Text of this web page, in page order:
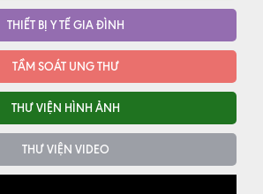
THIẾT BỊ Y TẾ GIA ĐÌNH
TẦM SOÁT UNG THƯ
THƯ VIỆN HÌNH ẢNH
THƯ VIỆN VIDEO